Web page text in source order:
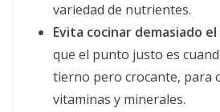
variedad de nutrientes.
Evita cocinar demasiado
que el punto justo es
tierno pero crocante, para
vitaminas y minerales.